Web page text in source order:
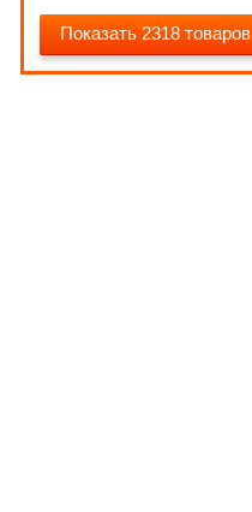
Показать 2318 товаров